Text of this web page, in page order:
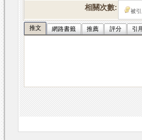
相關次數:
被
推文 網路書籤 推薦 評分 引